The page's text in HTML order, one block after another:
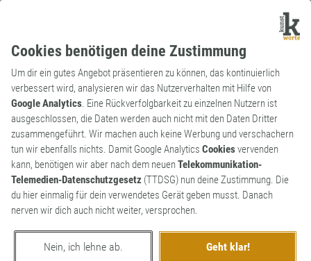
Cookies benötigen deine Zustimmung
Um dir ein gutes Angebot präsentieren zu können, das kontinuierlich
verbessert wird, analysieren wir das Nutzerverhalten mit Hilfe von
Google Analytics. Eine Rückverfolgbarkeit zu einzelnen Nutzern ist
ausgeschlossen, die Daten werden auch nicht mit den Daten Dritter
zusammengeführt. Wir machen auch keine Werbung und verschachern
tun wir ebenfalls nichts. Damit Google Analytics Cookiesvervenden
kann, benötigen wir aber nach dem neuenTelekommunikation-
Telemedien-Datenschutzgesetz (TTDSG) nun deine Zustimmung. Die
du hier einmalig für dein verwendetes Gerät geben musst. Danach
nerven wir dich auch nicht weiter, versprochen.
Nein, ich lehne ab. Geht klar!
Archaismus
Redewendung
Auf die Pelle rücken
Zu nahe kommen, keine gebotene Distanz
halten. Sowohl räumlich als auch im Sinne
von in aufdringlicher Art Kontakt suchen.